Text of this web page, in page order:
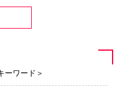
ーワード＞